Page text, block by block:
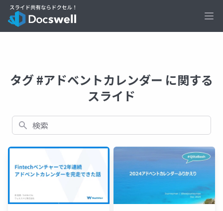
タグ #アドベントカレンダー に関する
スライド
検索